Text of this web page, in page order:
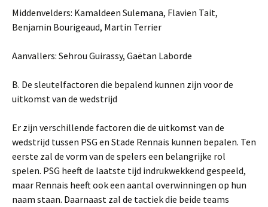
Middenvelders: Kamaldeen Sulemana, Flavien Tait,
Benjamin Bourigeaud, Martin Terrier
Aanvallers: Sehrou Guirassy, Gaëtan Laborde
B. De sleutelfactoren die bepalend kunnen zijn voor de
uitkomst van de wedstrijd
Er zijn verschillende factoren die de uitkomst van de
wedstrijd tussen PSG en Stade Rennais kunnen bepalen. Ten
eerste zal de vorm van de spelers een belangrijke rol
spelen. PSG heeft de laatste tijd indrukwekkend gespeeld,
maar Rennais heeft ook een aantal overwinningen op hun
naam staan. Daarnaast zal de tactiek die beide teams